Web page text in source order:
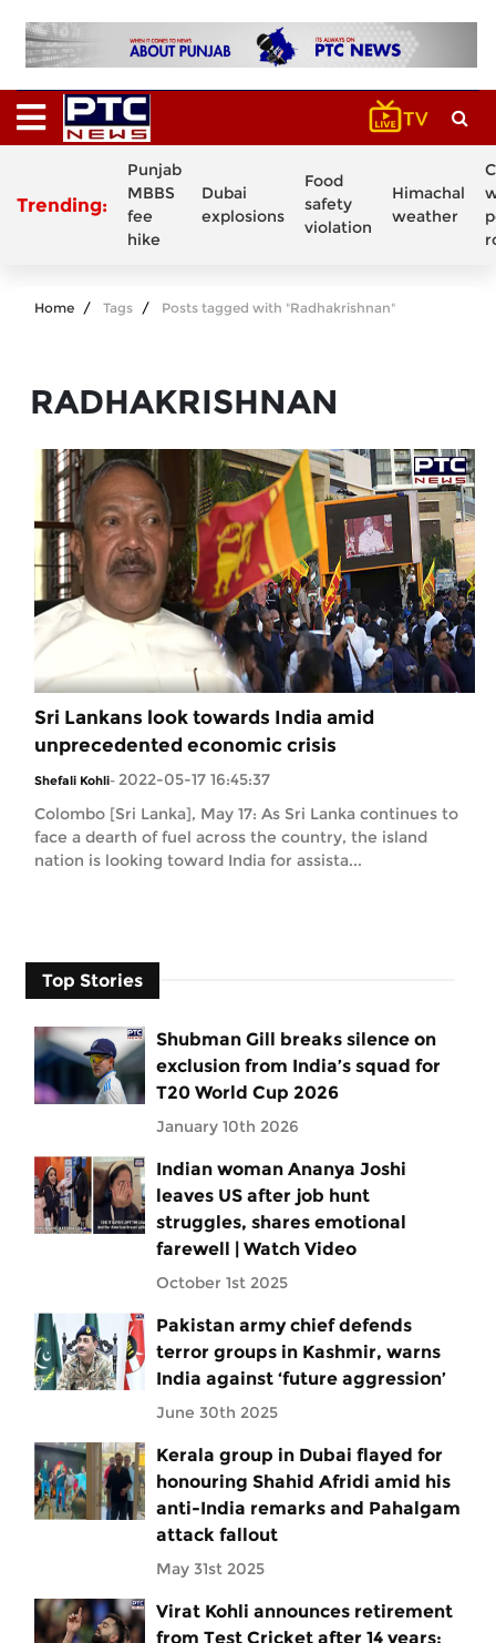
Trending:
Punjab
MBBS
fee
hike
Dubai
explosions
Food
safety
violation
Himachal
weather
Home Tags Posts tagged with "Radhakrishnan"
RADHAKRISHNAN
Sri Lankans look towards India amid
unprecedented economic crisis
Shefali Kohli- 2022-05-17 16:45:37
Colombo [Sri Lanka], May 17: As Sri Lanka continues to
face a dearth of fuel across the country, the island
nation is looking toward India for assista...
Top Stories
Shubman Gill breaks silence on
exclusion from India’s squad for
T20 World Cup 2026
January 10th 2026
Indian woman Ananya Joshi
leaves US after job hunt
struggles, shares emotional
farewell | Watch Video
October 1st 2025
Pakistan army chief defends
terror groups in Kashmir, warns
India against ‘future aggression’
June 30th 2025
Kerala group in Dubai flayed for
honouring Shahid Afridi amid his
anti-India remarks and Pahalgam
attack fallout
May 31st 2025
Virat Kohli announces retirement
from Test Cricket after 14 years: